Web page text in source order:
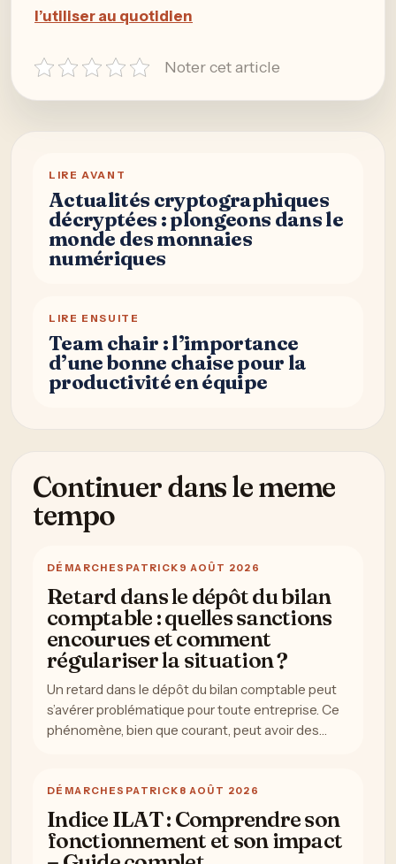
l’utiliser au quotidien
Noter cet article
LIRE AVANT
Actualités cryptographiques
décryptées : plongeons dans le
monde des monnaies
numériques
LIRE ENSUITE
Team chair : l’importance
d’une bonne chaise pour la
productivité en équipe
Continuer dans le meme
tempo
DÉMARCHES PATRICK 9 AOÛT 2026
Retard dans le dépôt du bilan
comptable : quelles sanctions
encourues et comment
régulariser la situation ?
Un retard dans le dépôt du bilan comptable peut
s’avérer problématique pour toute entreprise. Ce
phénomène, bien que courant, peut avoir des…
DÉMARCHES PATRICK 8 AOÛT 2026
Indice ILAT : Comprendre son
fonctionnement et son impact